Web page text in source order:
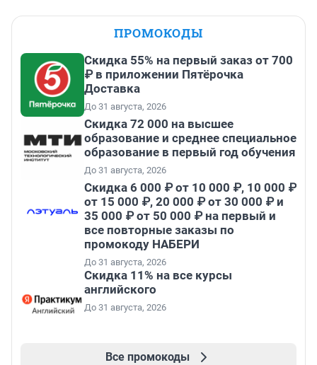
ПРОМОКОДЫ
Скидка 55% на первый заказ от 700
₽ в приложении Пятёрочка
Доставка
До 31 августа, 2026
Скидка 72 000 на высшее
образование и среднее специальное
образование в первый год обучения
До 31 августа, 2026
Скидка 6 000 ₽ от 10 000 ₽, 10 000 ₽
от 15 000 ₽, 20 000 ₽ от 30 000 ₽ и
35 000 ₽ от 50 000 ₽ на первый и
все повторные заказы по
промокоду НАБЕРИ
До 31 августа, 2026
Скидка 11% на все курсы
английского
До 31 августа, 2026
Все промокоды